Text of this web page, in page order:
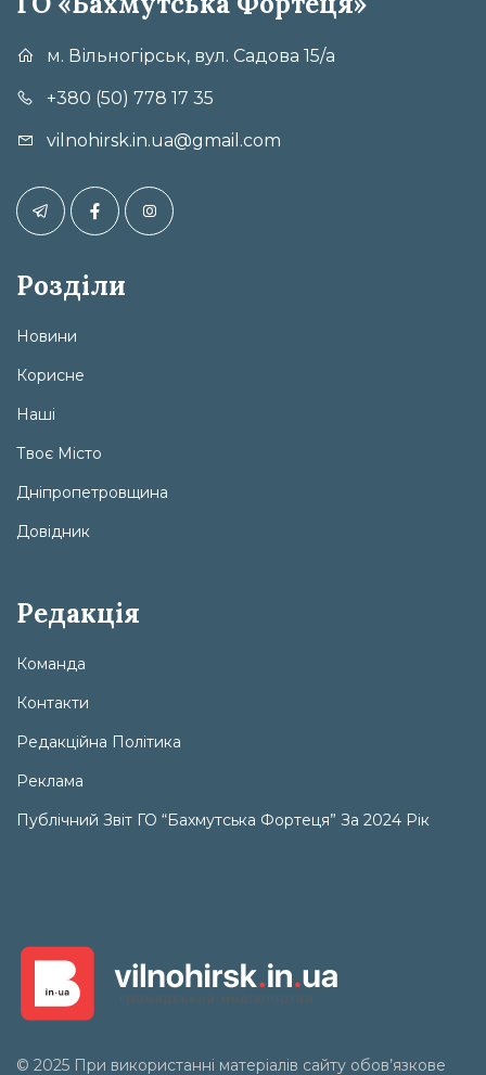
м. Вільногірськ, вул. Садова 15/а
+380 (50) 778 17 35
vilnohirsk.in.ua@gmail.com
Розділи
Новини
Корисне
Наші
Твоє Місто
Дніпропетровщина
Довідник
Редакція
Команда
Контакти
Редакційна Політика
Реклама
Публічний Звіт ГО “Бахмутська Фортеця” За 2024 Рік
© 2025 При використанні матеріалів сайту обов’язкове